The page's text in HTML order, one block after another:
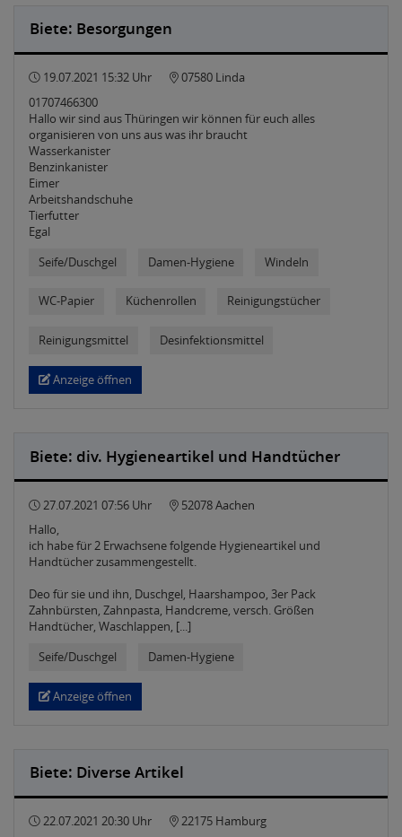
Biete: Besorgungen
19.07.2021 15:32 Uhr
07580 Linda
01707466300
Hallo wir sind aus Thüringen wir können für euch alles
organisieren von uns aus was ihr braucht
Wasserkanister
Benzinkanister
Eimer
Arbeitshandschuhe
Tierfutter
Egal
Seife/Duschgel
Damen-Hygiene Windeln
WC-Papier Küchenrollen Reinigungstücher
Reinigungsmittel Desinfektionsmittel
Anzeige öffnen
Biete: div. Hygieneartikel und Handtücher
27.07.2021 07:56 Uhr
52078 Aachen
Hallo,
ich habe für 2 Erwachsene folgende Hygieneartikel und
Handtücher zusammengestellt.
Deo für sie und ihn, Duschgel, Haarshampoo, 3er Pack
Zahnbürsten, Zahnpasta, Handcreme, versch. Größen
Handtücher, Waschlappen, [...]
Seife/Duschgel
Damen-Hygiene
Anzeige öffnen
Biete: Diverse Artikel
22.07.2021 20:30 Uhr
22175 Hamburg